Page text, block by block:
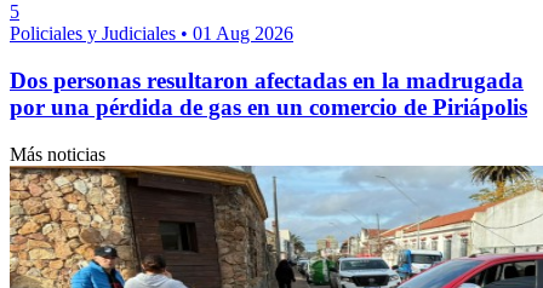
5
Policiales y Judiciales • 01 Aug 2026
Dos personas resultaron afectadas en la madrugada
por una pérdida de gas en un comercio de Piriápolis
Más noticias